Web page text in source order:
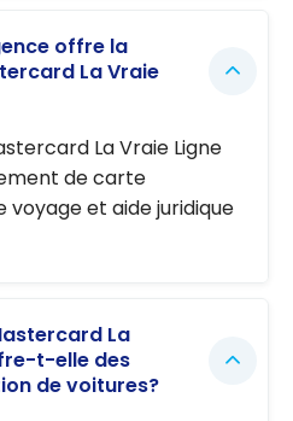
offre la
La Vraie
La Vraie Ligne
de carte
voyage et aide juridique
La
t-elle des
de voitures?